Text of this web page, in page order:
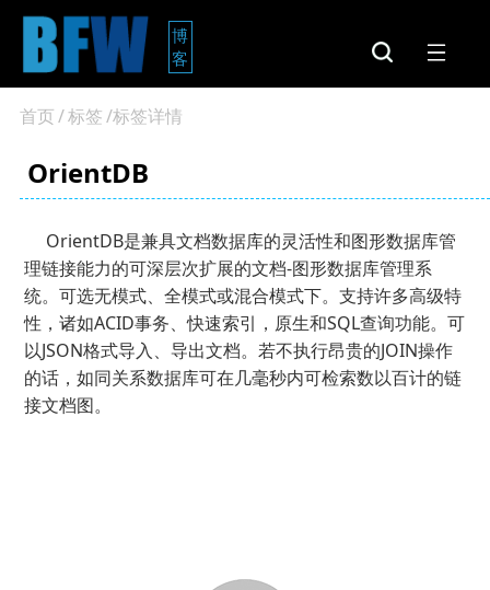
博
客
首页/标签/标签详情
OrientDB
OrientDB是兼具文档数据库的灵活性和图形数据库管
理链接能力的可深层次扩展的文档-图形数据库管理系
统。可选无模式、全模式或混合模式下。支持许多高级特
性，诸如ACID事务、快速索引，原生和SQL查询功能。可
以JSON格式导入、导出文档。若不执行昂贵的JOIN操作
的话，如同关系数据库可在几毫秒内可检索数以百计的链
接文档图。